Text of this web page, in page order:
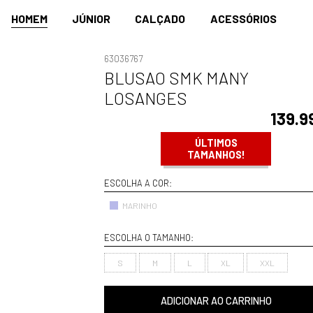
HOMEM JÚNIOR CALÇADO ACESSÓRIOS
63036767
BLUSAO SMK MANY
LOSANGES
ÚLTIMOS
TAMANHOS!
ESCOLHA A COR:
MARINHO
ESCOLHA O TAMANHO:
S M L XL XXL
ADICIONAR AO CARRINHO